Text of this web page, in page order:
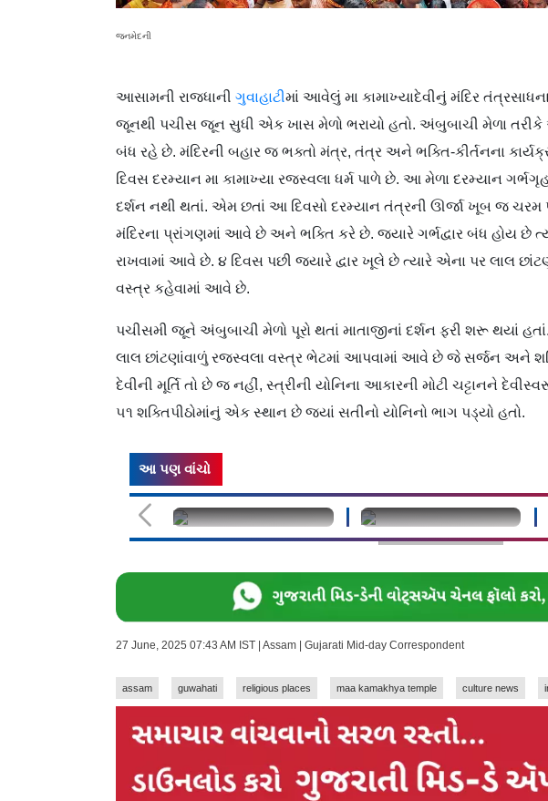
જનમેદની
આસામની રાજધાની ગુવાહાટીમાં આવેલું મા કામાખ્યાદેવીનું મંદિર
જૂનથી પચીસ જૂન સુધી એક ખાસ મેળો ભરાયો હતો. અંબુબાચી મેળા તરીકે
બંધ રહે છે. મંદિરની બહાર જ ભક્તો મંત્ર, તંત્ર અને ભક્તિ-કીર્તનના
દિવસ દરમ્યાન મા કામાખ્યા રજસ્વલા ધર્મ પાળે છે. આ મેળા દરમ્યાન
દર્શન નથી થતાં. એમ છતાં આ દિવસો દરમ્યાન તંત્રની ઊર્જા ખૂબ જ ચરમ
મંદિરના પ્રાંગણમાં આવે છે અને ભક્તિ કરે છે. જ્યારે ગર્ભદ્વાર બંધ હોય છે
રાખવામાં આવે છે. ૪ દિવસ પછી જ્યારે દ્વાર ખૂલે છે ત્યારે એના પર લાલ
વસ્ત્ર કહેવામાં આવે છે.
પચીસમી જૂને અંબુબાચી મેળો પૂરો થતાં માતાજીનાં દર્શન ફરી શરૂ થયાં
લાલ છાંટણાંવાળું રજસ્વલા વસ્ત્ર ભેટમાં આપવામાં આવે છે જે સર્જન અને
દેવીની મૂર્તિ તો છે જ નહીં, સ્ત્રીની યોનિના આકારની મોટી ચટ્ટાનને
૫૧ શક્તિપીઠોમાંનું એક સ્થાન છે જ્યાં સતીનો યોનિનો ભાગ પડ્યો હતો.
આ પણ વાંચો
undefined undefined
27 June, 2025 07:43 AM IST | Assam | Gujarati Mid-day Correspondent
assam guwahati religious places maa kamakhya temple culture news